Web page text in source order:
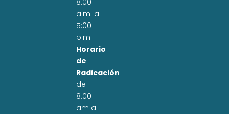
8:00
a.m. a
5:00
p.m.
Horario
de
Radicación
de
8:00
am a